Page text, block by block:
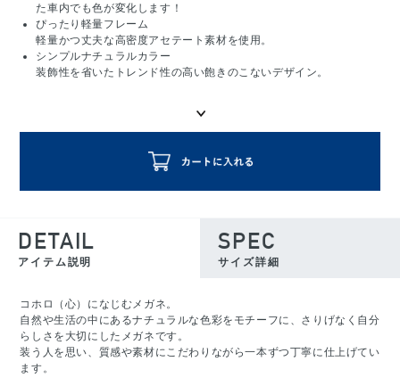
た車内でも色が変化します！
ぴったり軽量フレーム
軽量かつ丈夫な高密度アセテート素材を使用。
シンプルナチュラルカラー
装飾性を省いたトレンド性の高い飽きのこないデザイン。
DETAIL
アイテム説明
SPEC
サイズ詳細
コホロ（心）になじむメガネ。
自然や生活の中にあるナチュラルな色彩をモチーフに、さりげなく自分
らしさを大切にしたメガネです。
装う人を思い、質感や素材にこだわりながら一本ずつ丁寧に仕上げてい
ます。